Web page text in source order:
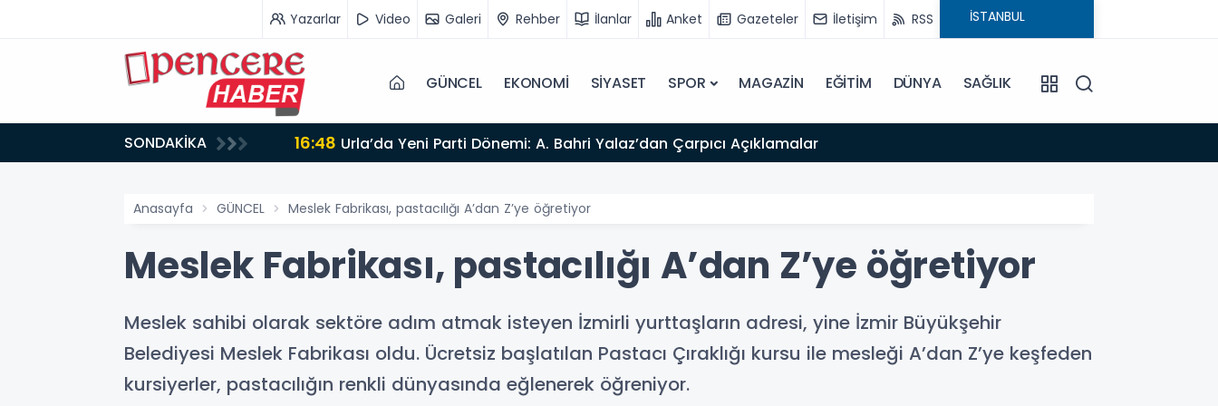
Yazarlar Video Galeri Rehber İlanlar Anket Gazeteler İletişim RSS
GÜNCEL EKONOMİ SİYASET SPOR MAGAZİN EĞİTİM DÜNYA SAĞLIK
SONDAKİKA 16:48 Urla’da Yeni Parti Dönemi: A. Bahri Yalaz’dan Çarpıcı Açıklamalar
Anasayfa GÜNCEL Meslek Fabrikası, pastacılığı A’dan Z’ye öğretiyor
Meslek Fabrikası, pastacılığı A’dan Z’ye öğretiyor
Meslek sahibi olarak sektöre adım atmak isteyen İzmirli yurttaşların adresi, yine İzmir Büyükşehir
Belediyesi Meslek Fabrikası oldu. Ücretsiz başlatılan Pastacı Çıraklığı kursu ile mesleği A’dan Z’ye keşfeden
kursiyerler, pastacılığın renkli dünyasında eğlenerek öğreniyor.